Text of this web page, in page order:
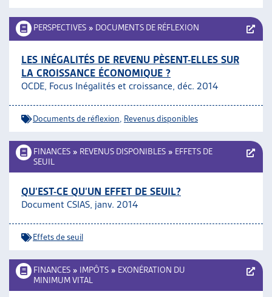
PERSPECTIVES » DOCUMENTS DE RÉFLEXION
LES INÉGALITÉS DE REVENU PÈSENT-ELLES SUR
LA CROISSANCE ÉCONOMIQUE ?
OCDE, Focus Inégalités et croissance, déc. 2014
Documents de réflexion Revenus disponibles
FINANCES » REVENUS DISPONIBLES » EFFETS DE
SEUIL
QU’EST-CE QU’UN EFFET DE SEUIL?
Document CSIAS, janv. 2014
Effets de seuil
FINANCES » IMPÔTS » EXONÉRATION DU
MINIMUM VITAL